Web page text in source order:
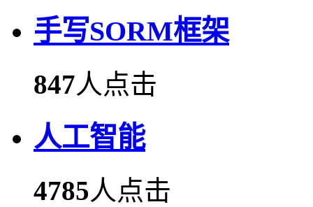
手写SORM框架
847人点击
人工智能
4785人点击